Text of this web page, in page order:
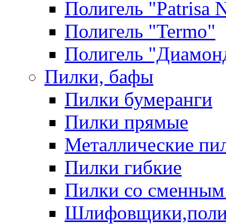
Полигель "Patrisa
Полигель "Termo"
Полигель
Пилки, бафы
Пилки бумеранги
Пилки прямые
Металлические
Пилки гибкие
Пилки со сменным